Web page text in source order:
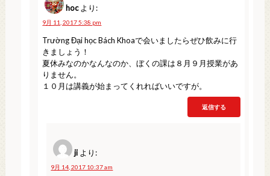
hoc より:
9月 11, 2017 5:38 pm
Trường Đại học Bách Khoaで会いましたらぜひ飲みに行
きましょう！
夏休みなのかなんなのか、ぼくの課は８月９月授業があ
りません。
１０月は講義が始まってくれればいいですが。
返信する
ji より:
9月 14, 2017 10:37 am